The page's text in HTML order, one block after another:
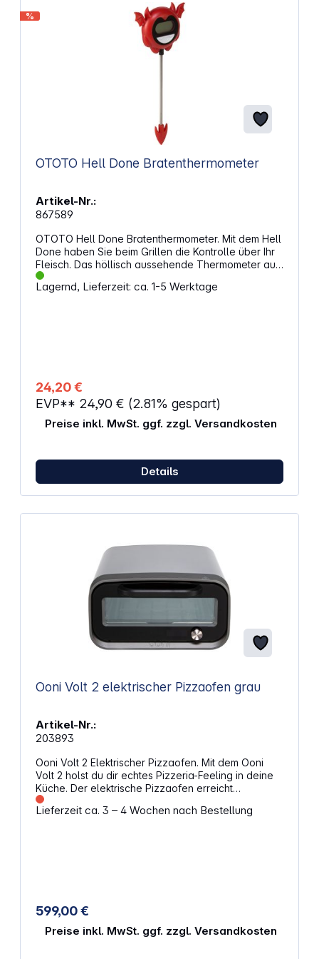
%
OTOTO Hell Done Bratenthermometer
Artikel-Nr.:
867589
OTOTO Hell Done Bratenthermometer. Mit dem Hell
Done haben Sie beim Grillen die Kontrolle über Ihr
Fleisch. Das höllisch aussehende Thermometer aus
BPA-freiem, hitzebeständigem Material misst die
Temperatur in Celsius und Fahrenheit und hilft
Lagernd, Lieferzeit: ca. 1-5 Werktage
24,20 €
EVP** 24,90 € (2.81% gespart)
Preise inkl. MwSt. ggf. zzgl. Versandkosten
Details
Ooni Volt 2 elektrischer Pizzaofen grau
Artikel-Nr.:
203893
Ooni Volt 2 Elektrischer Pizzaofen. Mit dem Ooni
Volt 2 holst du dir echtes Pizzeria-Feeling in deine
Küche. Der elektrische Pizzaofen erreicht
Temperaturen bis zu 450 °C und backt deine Pizza
in nur 90 Sekunden. Die integrierte Steuerung passt
Pizzastile erleichtern dir den Einstieg. Du kannst
sogar eigene Einstellungen speichern, damit deine
Lieblingspizza immer genauso gelingt, wie du sie
Lieferzeit ca. 3 – 4 Wochen nach Bestellung
599,00 €
Preise inkl. MwSt. ggf. zzgl. Versandkosten